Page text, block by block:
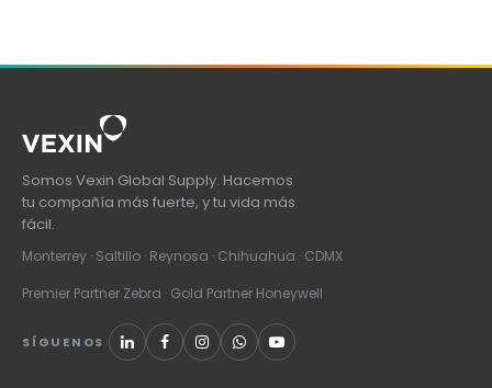
Somos Vexin Global Supply. Hacemos
tu compañía más fuerte, y tu vida más
fácil.
Monterrey · Saltillo · Reynosa · Chihuahua · CDMX
Premier Partner Zebra · Gold Partner Honeywell
SÍGUENOS